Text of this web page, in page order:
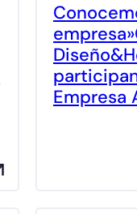
Empresa